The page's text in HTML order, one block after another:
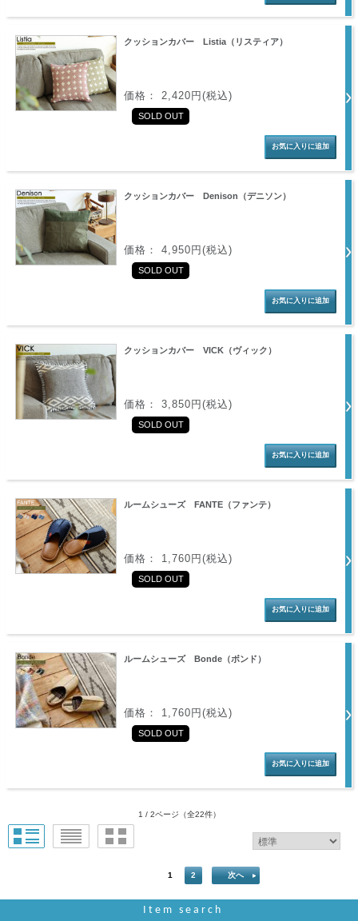
クッションカバー Listia（リスティア）
価格： 2,420円(税込)
SOLD OUT
クッションカバー Denison（デニソン）
価格： 4,950円(税込)
SOLD OUT
クッションカバー VICK（ヴィック）
価格： 3,850円(税込)
SOLD OUT
ルームシューズ FANTE（ファンテ）
価格： 1,760円(税込)
SOLD OUT
ルームシューズ Bonde（ボンド）
価格： 1,760円(税込)
SOLD OUT
1 / 2ページ （全22件）
1 2 次へ
Item search